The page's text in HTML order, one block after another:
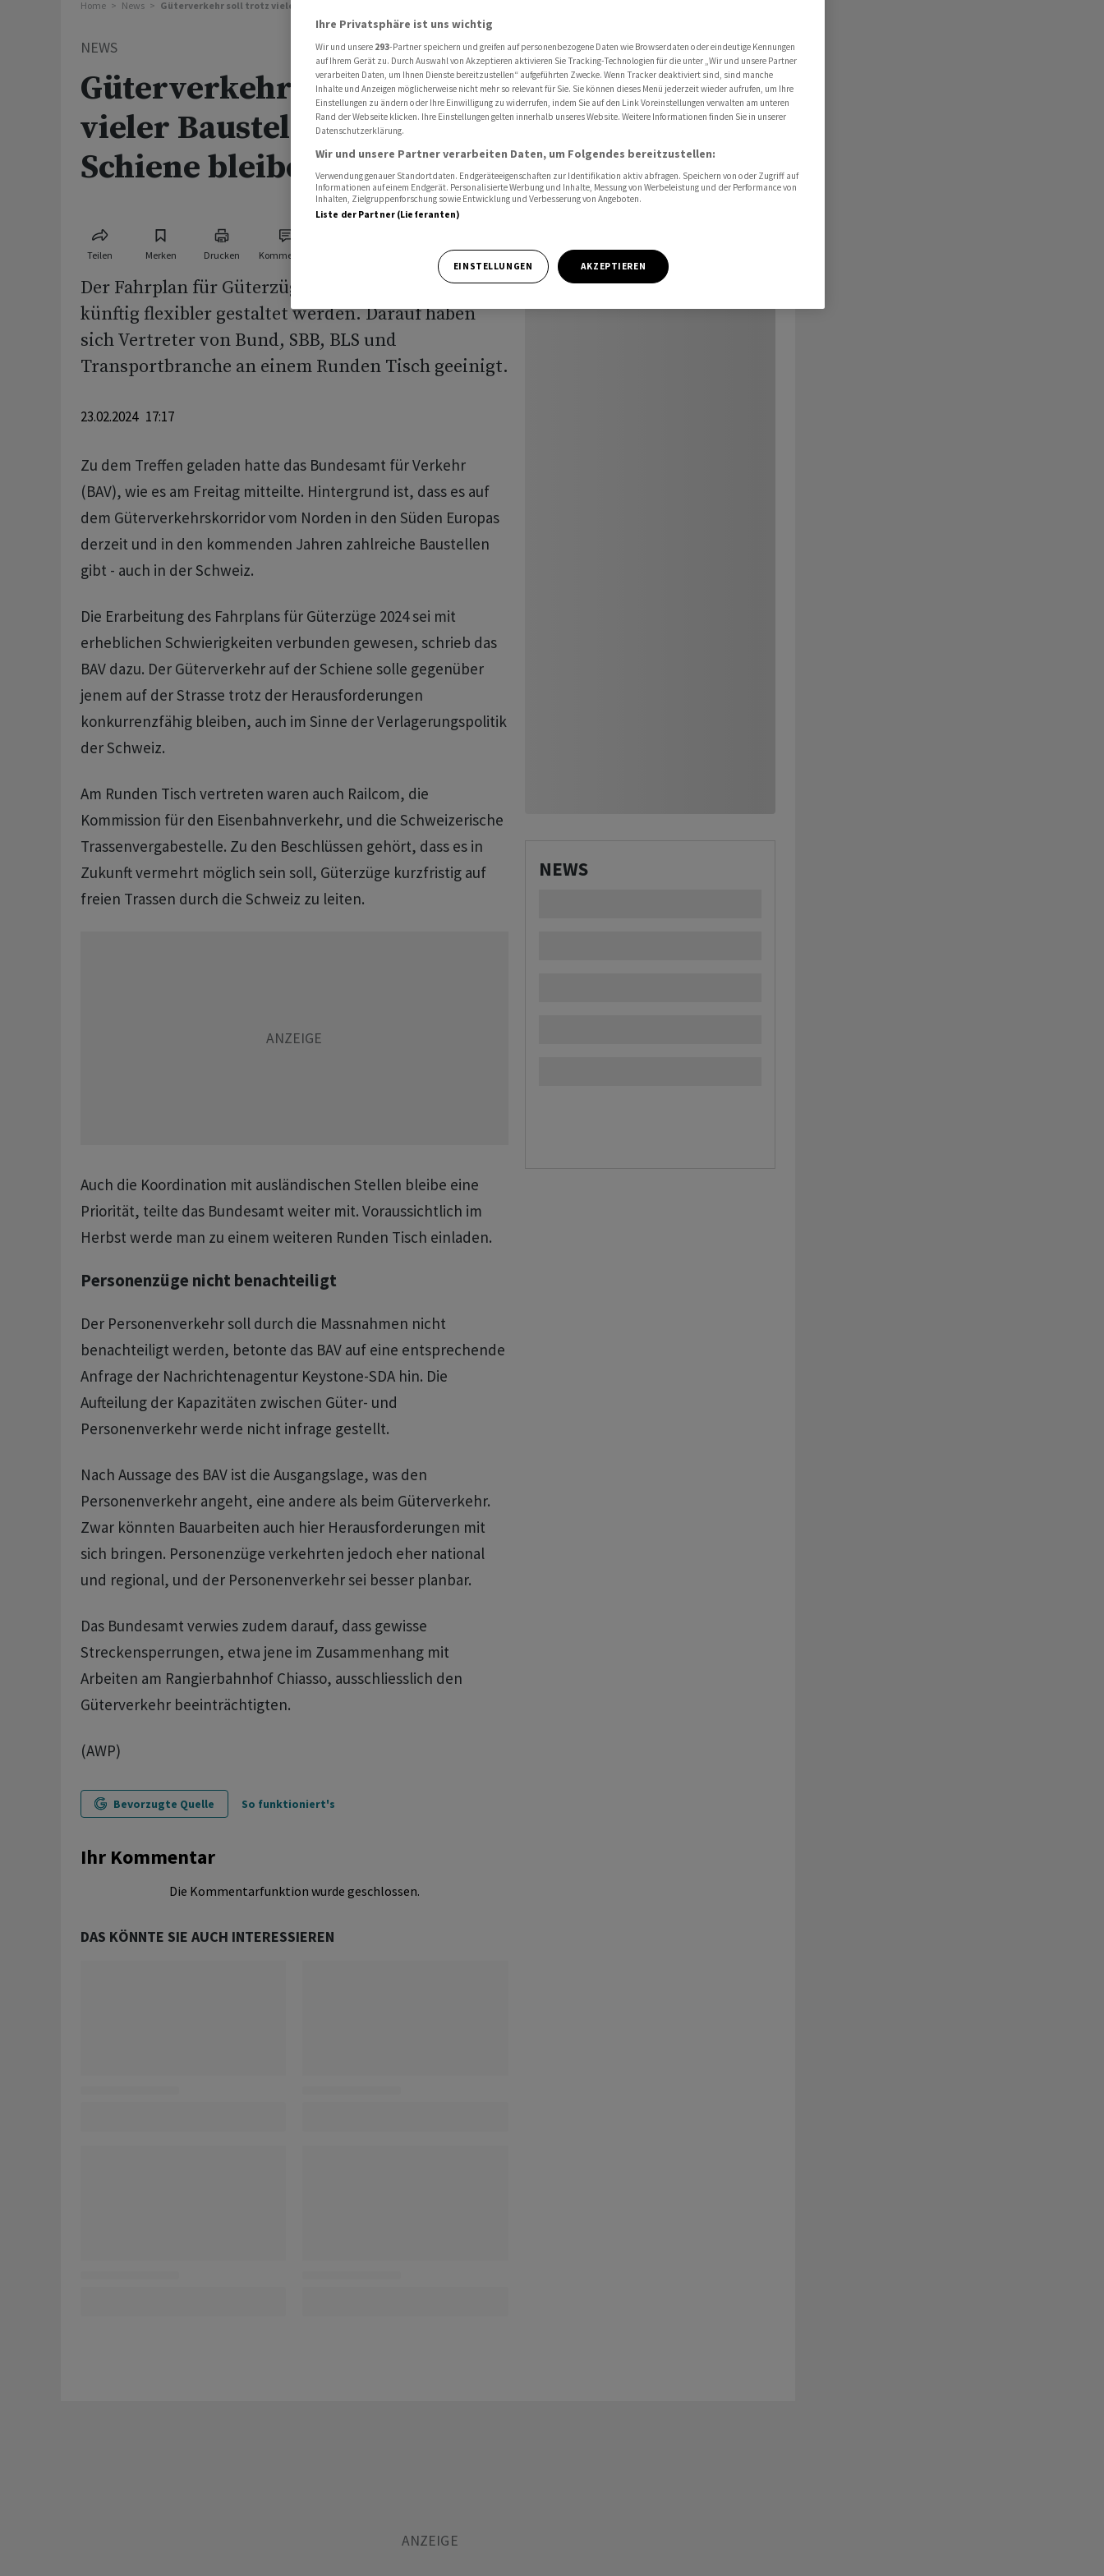
Home News Güterverkehr soll trotz vieler Baustellen auf der Schiene bleiben
NEWS
Güterverkehr soll trotz
vieler Baustellen auf der
Schiene bleiben
Teilen Merken Drucken Kommentare
Der Fahrplan für Güterzüge in der Schweiz soll
künftig flexibler gestaltet werden. Darauf haben
sich Vertreter von Bund, SBB, BLS und
Transportbranche an einem Runden Tisch geeinigt.
23.02.2024 17:17
Zu dem Treffen geladen hatte das Bundesamt für Verkehr
(BAV), wie es am Freitag mitteilte. Hintergrund ist, dass es auf
dem Güterverkehrskorridor vom Norden in den Süden Europas
derzeit und in den kommenden Jahren zahlreiche Baustellen
gibt - auch in der Schweiz.
Die Erarbeitung des Fahrplans für Güterzüge 2024 sei mit
erheblichen Schwierigkeiten verbunden gewesen, schrieb das
BAV dazu. Der Güterverkehr auf der Schiene solle gegenüber
jenem auf der Strasse trotz der Herausforderungen
konkurrenzfähig bleiben, auch im Sinne der Verlagerungspolitik
der Schweiz.
Am Runden Tisch vertreten waren auch Railcom, die
Kommission für den Eisenbahnverkehr, und die Schweizerische
Trassenvergabestelle. Zu den Beschlüssen gehört, dass es in
Zukunft vermehrt möglich sein soll, Güterzüge kurzfristig auf
freien Trassen durch die Schweiz zu leiten.
Auch die Koordination mit ausländischen Stellen bleibe eine
Priorität, teilte das Bundesamt weiter mit. Voraussichtlich im
Herbst werde man zu einem weiteren Runden Tisch einladen.
Personenzüge nicht benachteiligt
Der Personenverkehr soll durch die Massnahmen nicht
benachteiligt werden, betonte das BAV auf eine entsprechende
Anfrage der Nachrichtenagentur Keystone-SDA hin. Die
Aufteilung der Kapazitäten zwischen Güter- und
Personenverkehr werde nicht infrage gestellt.
Nach Aussage des BAV ist die Ausgangslage, was den
Personenverkehr angeht, eine andere als beim Güterverkehr.
Zwar könnten Bauarbeiten auch hier Herausforderungen mit
sich bringen. Personenzüge verkehrten jedoch eher national
und regional, und der Personenverkehr sei besser planbar.
Das Bundesamt verwies zudem darauf, dass gewisse
Streckensperrungen, etwa jene im Zusammenhang mit
Arbeiten am Rangierbahnhof Chiasso, ausschliesslich den
Güterverkehr beeinträchtigten.
(AWP)
Bevorzugte Quelle So funktioniert's
Ihr Kommentar
Die Kommentarfunktion wurde geschlossen.
DAS KÖNNTE SIE AUCH INTERESSIEREN
NEWS
Ihre Privatsphäre ist uns wichtig
Wir und unsere 293-Partner speichern und greifen auf personenbezogene Daten wie Browserdaten oder eindeutige Kennungen
auf Ihrem Gerät zu. Durch Auswahl von Akzeptieren aktivieren Sie Tracking-Technologien für die unter „Wir und unsere Partner
verarbeiten Daten, um Ihnen Dienste bereitzustellen“ aufgeführten Zwecke. Wenn Tracker deaktiviert sind, sind manche
Inhalte und Anzeigen möglicherweise nicht mehr so relevant für Sie. Sie können dieses Menü jederzeit wieder aufrufen, um Ihre
Einstellungen zu ändern oder Ihre Einwilligung zu widerrufen, indem Sie auf den Link Voreinstellungen verwalten am unteren
Rand der Webseite klicken. Ihre Einstellungen gelten innerhalb unseres Website. Weitere Informationen finden Sie in unserer
Datenschutzerklärung.
Wir und unsere Partner verarbeiten Daten, um Folgendes bereitzustellen:
Verwendung genauer Standortdaten. Endgeräteeigenschaften zur Identifikation aktiv abfragen. Speichern von oder Zugriff auf
Informationen auf einem Endgerät. Personalisierte Werbung und Inhalte, Messung von Werbeleistung und der Performance von
Inhalten, Zielgruppenforschung sowie Entwicklung und Verbesserung von Angeboten.
Liste der Partner (Lieferanten)
EINSTELLUNGEN AKZEPTIEREN